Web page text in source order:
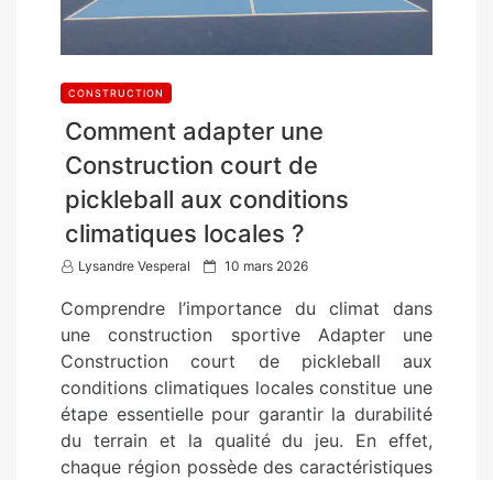
CONSTRUCTION
Comment adapter une
Construction court de
pickleball aux conditions
climatiques locales ?
Lysandre Vesperal
P
s
e
d
o
n
10 mars 2026
Comprendre l’importance du climat dans
une construction sportive Adapter une
Construction court de pickleball aux
conditions climatiques locales constitue une
étape essentielle pour garantir la durabilité
du terrain et la qualité du jeu. En effet,
chaque région possède des caractéristiques